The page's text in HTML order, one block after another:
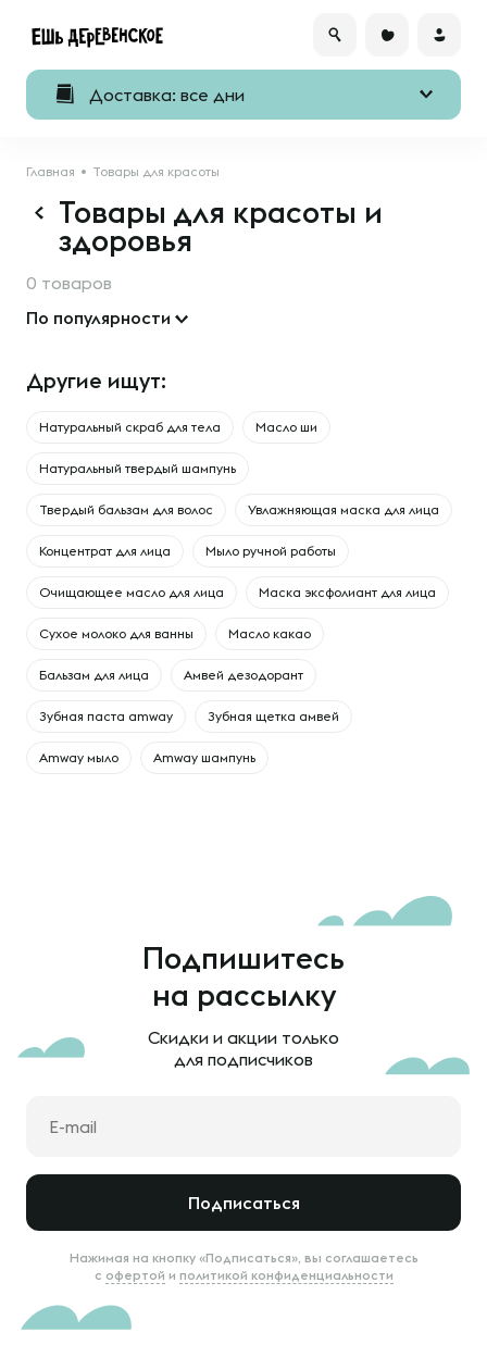
Доставка: все дни
Главная Товары для красоты
Товары для красоты и
здоровья
0 товаров
По популярности
Другие ищут:
Натуральный скраб для тела Масло ши
Натуральный твердый шампунь
Твердый бальзам для волос Увлажняющая маска для лица
Концентрат для лица Мыло ручной работы
Очищающее масло для лица Маска эксфолиант для лица
Сухое молоко для ванны Масло какао
Бальзам для лица Амвей дезодорант
Зубная паста amway Зубная щетка амвей
Amway мыло Amway шампунь
Подпишитесь
на рассылку
Скидки и акции только
для подписчиков
Подписаться
Нажимая на кнопку «Подписаться», вы соглашаетесь
с офертой и политикой конфиденциальности